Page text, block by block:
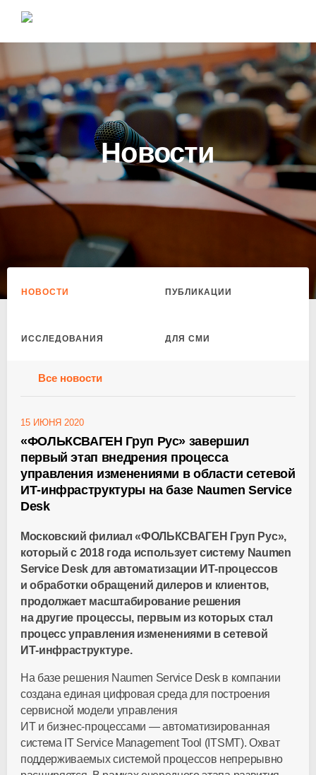
Новости
НОВОСТИ ПУБЛИКАЦИИ
ИССЛЕДОВАНИЯ ДЛЯ СМИ
Все новости
15 ИЮНЯ 2020
«ФОЛЬКСВАГЕН Груп Рус» завершил
первый этап внедрения процесса
управления изменениями в области сетевой
ИТ-инфраструктуры на базе Naumen Service
Desk
Московский филиал «ФОЛЬКСВАГЕН Груп Рус»,
который с 2018 года использует систему Naumen
Service Desk для автоматизации ИТ-процессов
и обработки обращений дилеров и клиентов,
продолжает масштабирование решения
на другие процессы, первым из которых стал
процесс управления изменениями в сетевой
ИТ-инфраструктуре.
На базе решения Naumen Service Desk в компании
создана единая цифровая среда для построения
сервисной модели управления
ИТ и бизнес-процессами — автоматизированная
система IT Service Management Tool (ITSMT). Охват
поддерживаемых системой процессов непрерывно